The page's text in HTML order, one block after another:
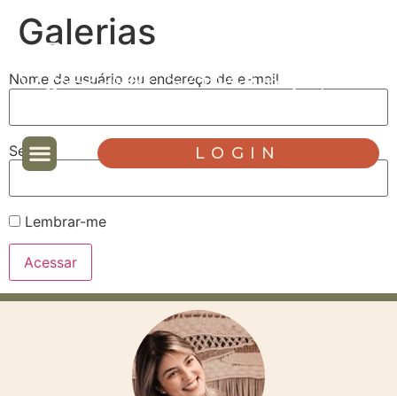
LOGIN
Galerias
Nome de usuário ou endereço de e-mail
Senha
Lembrar-me